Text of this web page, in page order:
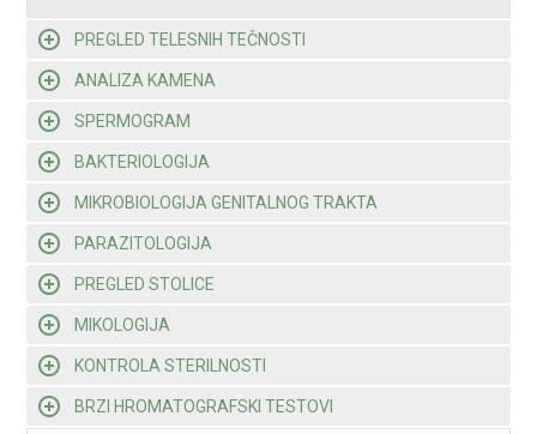
PREGLED TELESNIH TEČNOSTI
ANALIZA KAMENA
SPERMOGRAM
BAKTERIOLOGIJA
MIKROBIOLOGIJA GENITALNOG TRAKTA
PARAZITOLOGIJA
PREGLED STOLICE
MIKOLOGIJA
KONTROLA STERILNOSTI
BRZI HROMATOGRAFSKI TESTOVI